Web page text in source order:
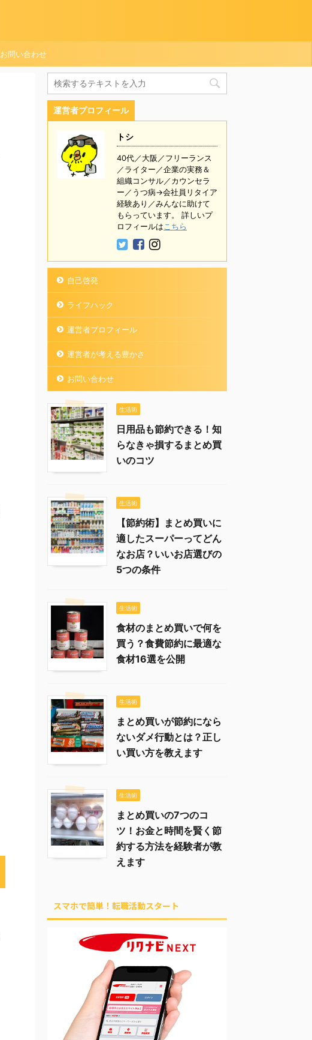
お問い合わせ
運営者プロフィール
トシ
40代／大阪／フリーランス
／ライター／企業の実務＆
組織コンサル／カウンセラ
ー／うつ病→会社員リタイア
経験あり／みんなに助けて
もらっています。 詳しいプ
ロフィールはこちら
自己啓発
ライフハック
運営者プロフィール
運営者が考える豊かさ
お問い合わせ
生活術
日用品も節約できる！知
らなきゃ損するまとめ買
いのコツ
生活術
【節約術】まとめ買いに
適したスーパーってどん
なお店？いいお店選びの
5つの条件
生活術
食材のまとめ買いで何を
買う？食費節約に最適な
食材16選を公開
生活術
まとめ買いが節約になら
ないダメ行動とは？正し
い買い方を教えます
生活術
まとめ買いの7つのコ
ツ！お金と時間を賢く節
約する方法を経験者が教
えます
スマホで簡単！転職活動スタート